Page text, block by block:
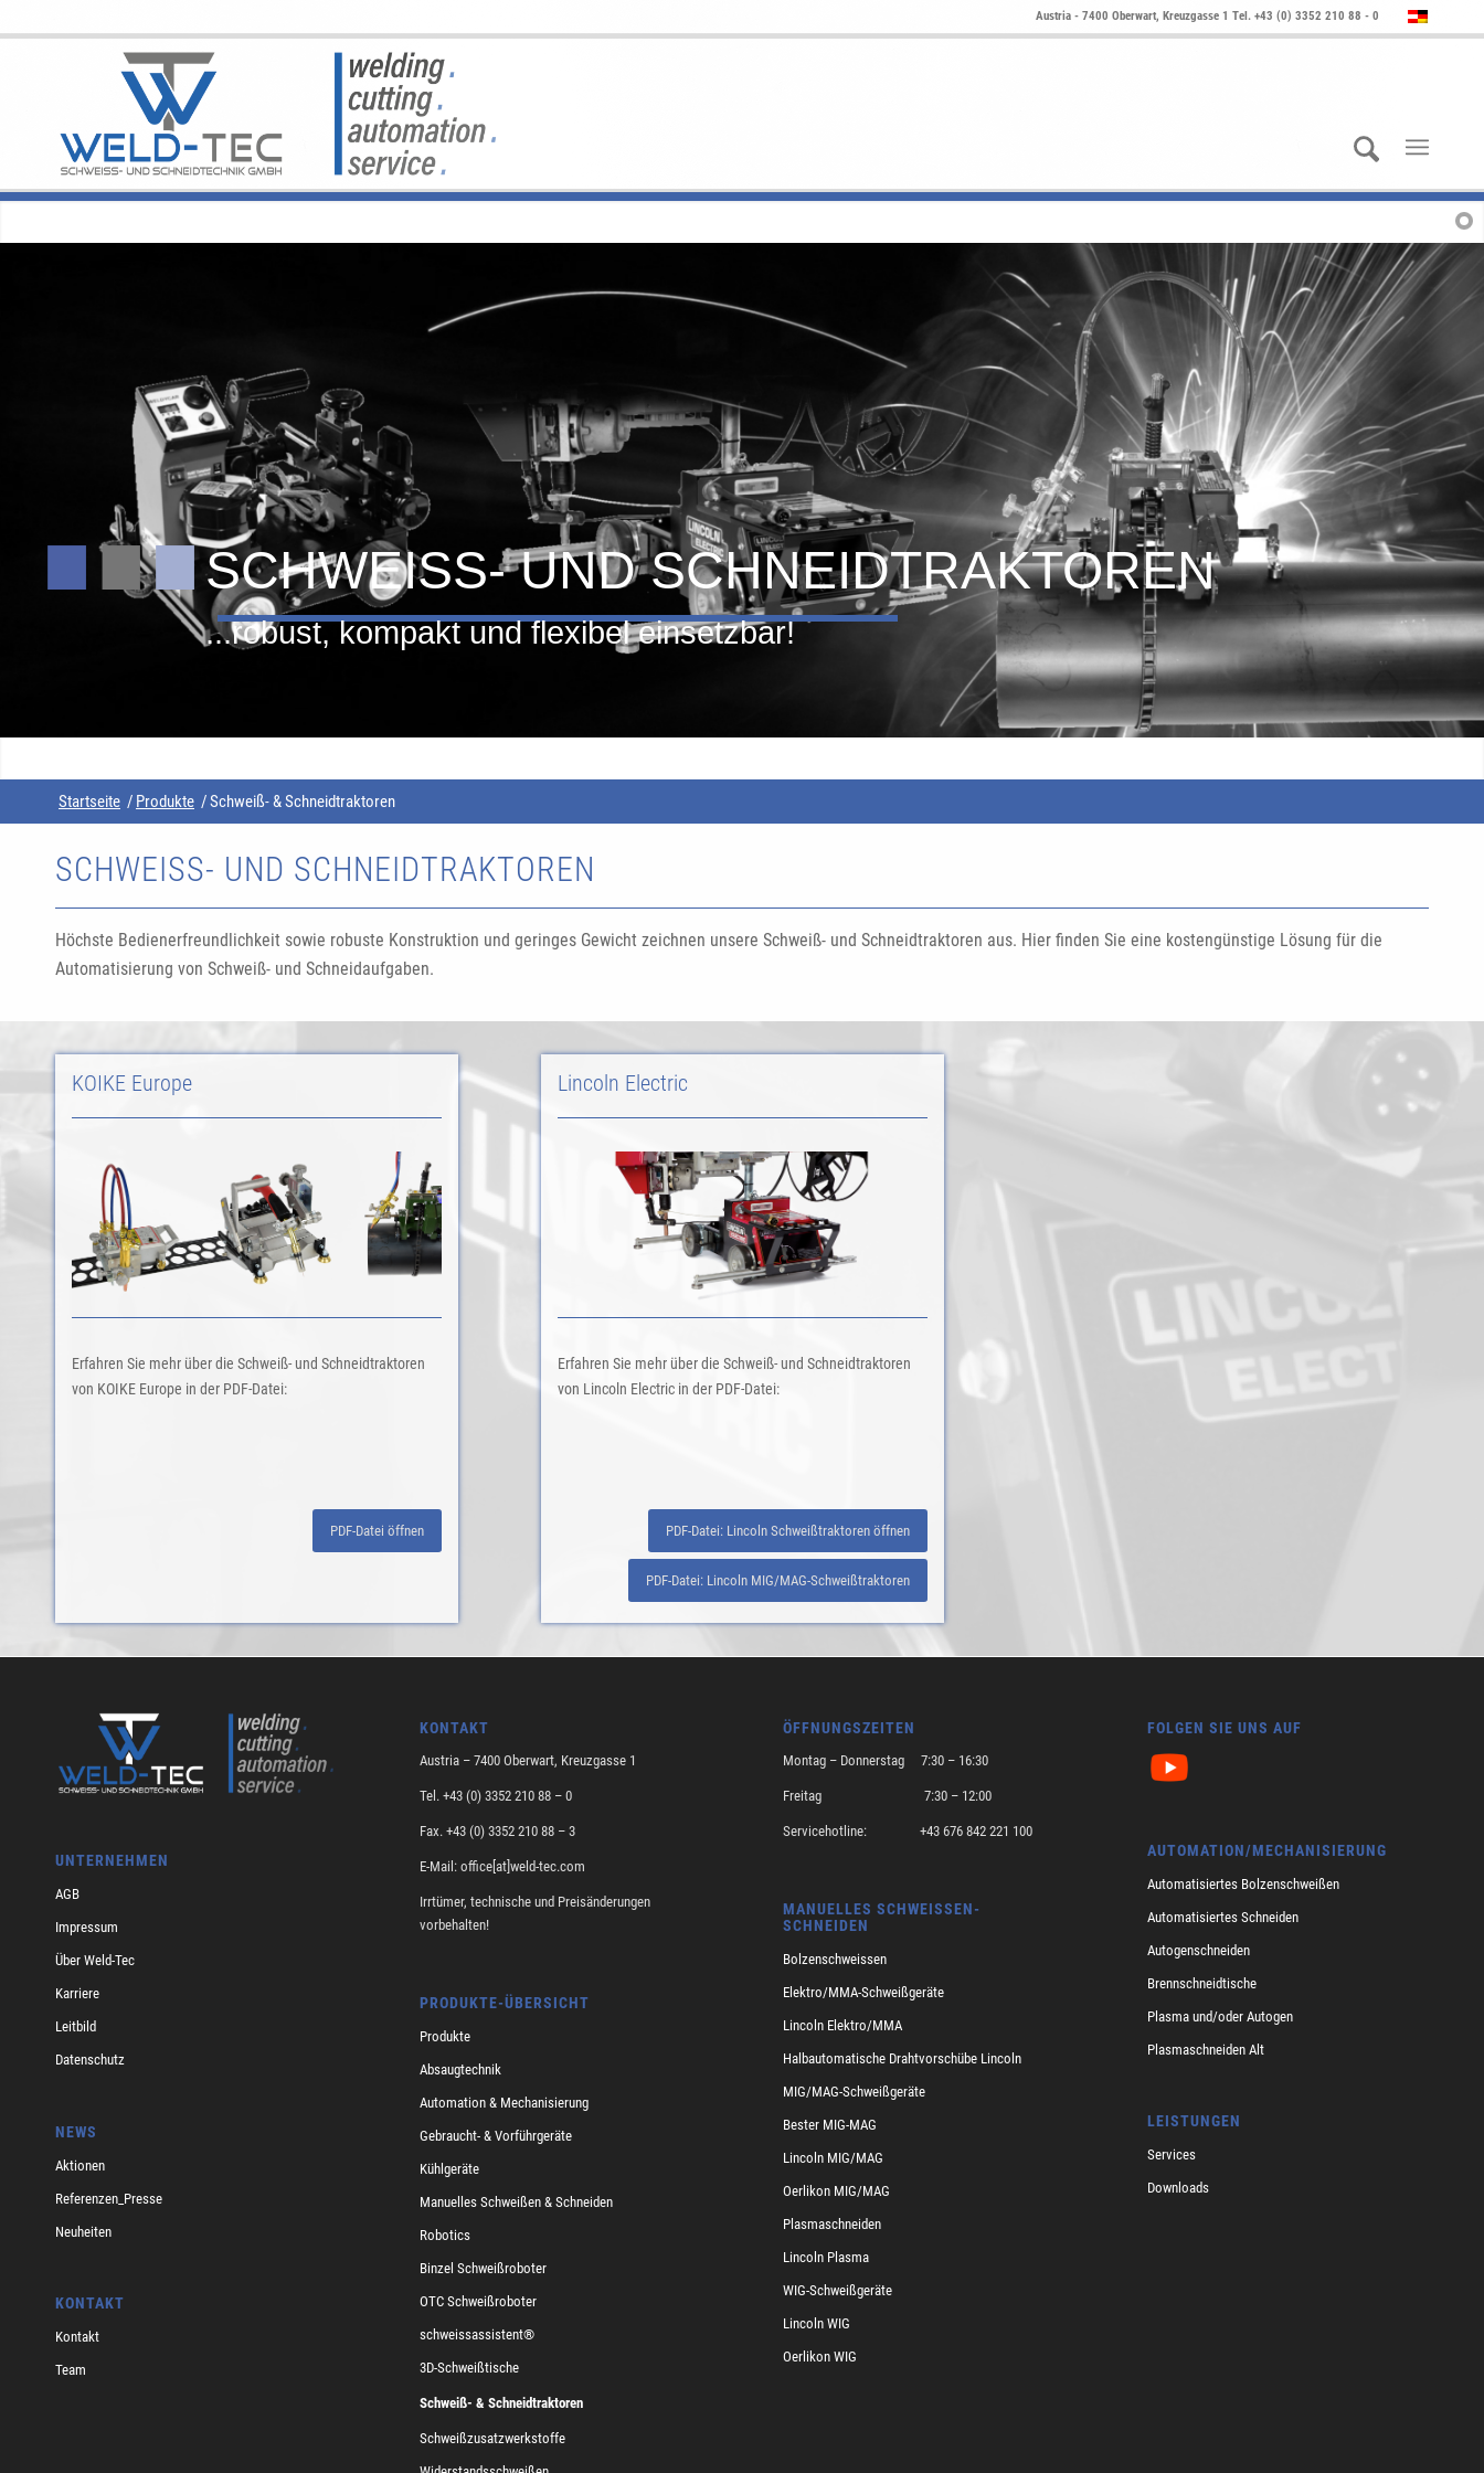
Austria - 7400 Oberwart, Kreuzgasse 1 Tel. +43 (0) 3352 210 88 - 0
SCHWEISS- UND SCHNEIDTRAKTOREN
...robust, kompakt und flexibel einsetzbar!
Startseite / Produkte /Schweiß- & Schneidtraktoren
SCHWEISS- UND SCHNEIDTRAKTOREN
Höchste Bedienerfreundlichkeit sowie robuste Konstruktion und geringes Gewicht zeichnen unsere Schweiß- und Schneidtraktoren aus. Hier finden Sie eine kostengünstige Lösung für die
Automatisierung von Schweiß- und Schneidaufgaben.
KOIKE Europe
Erfahren Sie mehr über die Schweiß- und Schneidtraktoren
von KOIKE Europe in der PDF-Datei:
PDF-Datei öffnen
Lincoln Electric
Erfahren Sie mehr über die Schweiß- und Schneidtraktoren
von Lincoln Electric in der PDF-Datei:
PDF-Datei: Lincoln Schweißtraktoren öffnen
PDF-Datei: Lincoln MIG/MAG-Schweißtraktoren
UNTERNEHMEN
AGB
Impressum
Über Weld-Tec
Karriere
Leitbild
Datenschutz
NEWS
Aktionen
Referenzen_Presse
Neuheiten
KONTAKT
Kontakt
Team
KONTAKT
Austria – 7400 Oberwart, Kreuzgasse 1
Tel. +43 (0) 3352 210 88 – 0
Fax. +43 (0) 3352 210 88 – 3
E-Mail: office[at]weld-tec.com
Irrtümer, technische und Preisänderungen
vorbehalten!
PRODUKTE-ÜBERSICHT
Produkte
Absaugtechnik
Automation & Mechanisierung
Gebraucht- & Vorführgeräte
Kühlgeräte
Manuelles Schweißen & Schneiden
Robotics
Binzel Schweißroboter
OTC Schweißroboter
schweissassistent®
3D-Schweißtische
Schweiß- & Schneidtraktoren
Schweißzusatzwerkstoffe
ÖFFNUNGSZEITEN
Montag – Donnerstag 7:30 – 16:30
Freitag 7:30 – 12:00
Servicehotline: +43 676 842 221 100
MANUELLES SCHWEISSEN-
SCHNEIDEN
Bolzenschweissen
Elektro/MMA-Schweißgeräte
Lincoln Elektro/MMA
Halbautomatische Drahtvorschübe Lincoln
MIG/MAG-Schweißgeräte
Bester MIG-MAG
Lincoln MIG/MAG
Oerlikon MIG/MAG
Plasmaschneiden
Lincoln Plasma
WIG-Schweißgeräte
Lincoln WIG
Oerlikon WIG
FOLGEN SIE UNS AUF
AUTOMATION/MECHANISIERUNG
Automatisiertes Bolzenschweißen
Automatisiertes Schneiden
Autogenschneiden
Brennschneidtische
Plasma und/oder Autogen
Plasmaschneiden Alt
LEISTUNGEN
Services
Downloads